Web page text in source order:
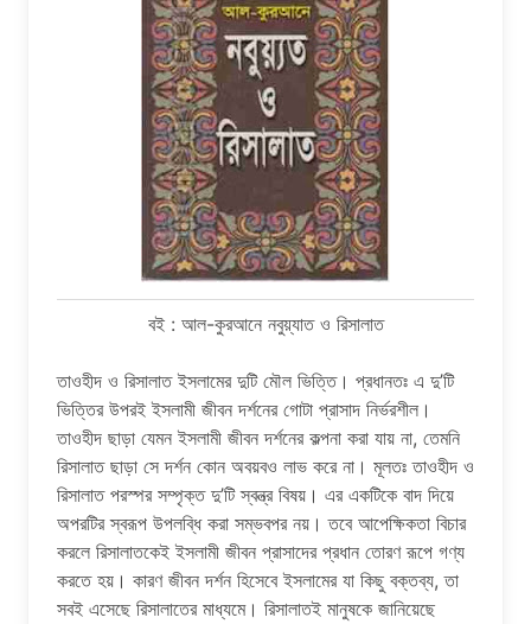
বই : আল-কুরআনে নবুয়্যাত ও রিসালাত
তাওহীদ ও রিসালাত ইসলামের দুটি মৌল ভিত্তি। প্রধানতঃ এ দু’টি
ভিত্তির উপরই ইসলামী জীবন দর্শনের গােটা প্রাসাদ নির্ভরশীল।
তাওহীদ ছাড়া যেমন ইসলামী জীবন দর্শনের কল্পনা করা যায় না, তেমনি
রিসালাত ছাড়া সে দর্শন কোন অবয়বও লাভ করে না। মূলতঃ তাওহীদ ও
রিসালাত পরস্পর সম্পৃক্ত দু’টি স্বন্ত্র বিষয়। এর একটিকে বাদ দিয়ে
অপরটির স্বরূপ উপলব্ধি করা সম্ভবপর নয়। তবে আপেক্ষিকতা বিচার
করলে রিসালাতকেই ইসলামী জীবন প্রাসাদের প্রধান তােরণ রূপে গণ্য
করতে হয়। কারণ জীবন দর্শন হিসেবে ইসলামের যা কিছু বক্তব্য, তা
সবই এসেছে রিসালাতের মাধ্যমে। রিসালাতই মানুষকে জানিয়েছে